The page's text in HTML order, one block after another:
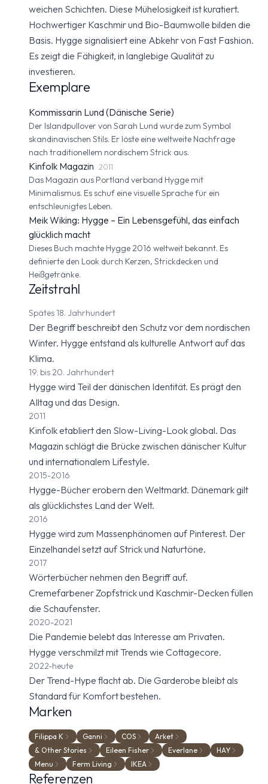
weichen Schichten. Diese Mühelosigkeit ist kuratiert.
Hochwertiger Kaschmir und Bio-Baumwolle bilden die
Basis. Hygge signalisiert eine Abkehr von Fast Fashion.
Es zeigt die Fähigkeit, in langlebige Qualität zu
investieren.
Exemplare
Kommissarin Lund (Dänische Serie)
Der Islandpullover von Sarah Lund wurde zum Symbol
skandinavischen Stils. Er löste eine weltweite Nachfrage
nach traditionellem nordischem Strick aus.
Kinfolk Magazin 2011
Das Magazin aus Portland verband Hygge mit
Minimalismus. Es schuf eine visuelle Sprache für ein
entschleunigtes Leben.
Meik Wiking: Hygge – Ein Lebensgefühl, das einfach
glücklich macht
Dieses Buch machte Hygge 2016 weltweit bekannt. Es
definierte den Look durch Kerzen, Strickdecken und
Heißgetränke.
Zeitstrahl
Spätes 18. Jahrhundert
Der Begriff beschreibt den Schutz vor dem nordischen
Winter. Hygge entstand als kulturelle Antwort auf das
Klima.
19. bis 20. Jahrhundert
Hygge wird Teil der dänischen Identität. Es prägt den
Alltag und das Design.
2011
Kinfolk etabliert den Slow-Living-Look global. Das
Magazin schlägt die Brücke zwischen dänischer Kultur
und internationalem Lifestyle.
2015-2016
Hygge-Bücher erobern den Weltmarkt. Dänemark gilt
als glücklichstes Land der Welt.
2016
Hygge wird zum Massenphänomen auf Pinterest. Der
Einzelhandel setzt auf Strick und Naturtöne.
2017
Wörterbücher nehmen den Begriff auf.
Cremefarbener Zopfstrick und Kaschmir-Decken füllen
die Schaufenster.
2020-2021
Die Pandemie belebt das Interesse am Privaten.
Hygge verschmilzt mit Trends wie Cottagecore.
2022-heute
Der Trend-Hype flacht ab. Die Garderobe bleibt als
Standard für Komfort bestehen.
Marken
Filippa K Ganni COS
Arket
& Other Stories
Eileen Fisher Everlane
HAY
Menu
Ferm Living IKEA
Referenzen